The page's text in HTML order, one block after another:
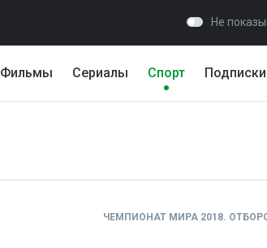
Не
Фильмы Сериалы Спорт Подписки
ЧЕМПИОНАТ МИРА 2018.